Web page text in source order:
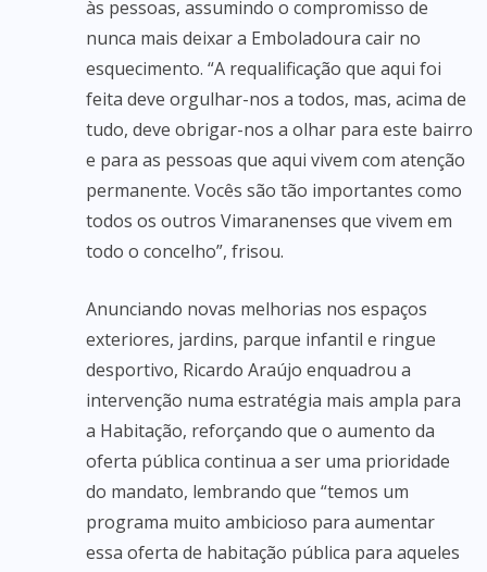
às pessoas, assumindo o compromisso de
nunca mais deixar a Emboladoura cair no
esquecimento. “A requalificação que aqui foi
feita deve orgulhar-nos a todos, mas, acima de
tudo, deve obrigar-nos a olhar para este bairro
e para as pessoas que aqui vivem com atenção
permanente. Vocês são tão importantes como
todos os outros Vimaranenses que vivem em
todo o concelho”, frisou.
Anunciando novas melhorias nos espaços
exteriores, jardins, parque infantil e ringue
desportivo, Ricardo Araújo enquadrou a
intervenção numa estratégia mais ampla para
a Habitação, reforçando que o aumento da
oferta pública continua a ser uma prioridade
do mandato, lembrando que “temos um
programa muito ambicioso para aumentar
essa oferta de habitação pública para aqueles